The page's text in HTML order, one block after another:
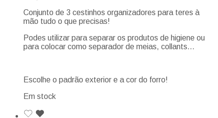
Conjunto de 3 cestinhos organizadores para teres à
mão tudo o que precisas!
Podes utilizar para separar os produtos de higiene ou
para colocar como separador de meias, collants…
Escolhe o padrão exterior e a cor do forro!
Em stock